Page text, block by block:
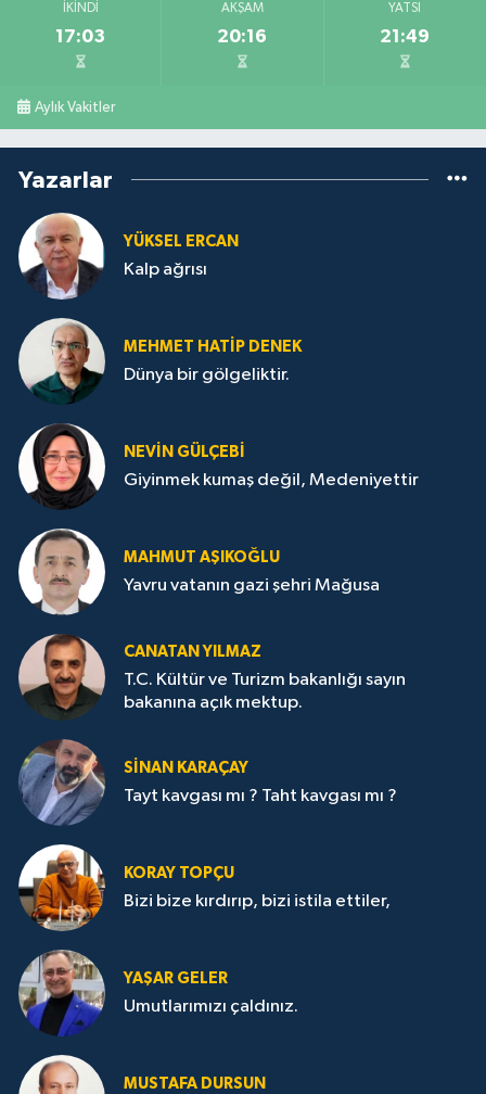
İKINDI
17:03
AKŞAM
20:16
YATSI
21:49
Aylık Vakitler
Yazarlar
YÜKSEL ERCAN
Kalp ağrısı
MEHMET HATİP DENEK
Dünya bir gölgeliktir.
NEVİN GÜLÇEBİ
Giyinmek kumaş değil, Medeniyettir
MAHMUT AŞIKOĞLU
Yavru vatanın gazi şehri Mağusa
CANATAN YILMAZ
T.C. Kültür ve Turizm bakanlığı sayın
bakanına açık mektup.
SİNAN KARAÇAY
Tayt kavgası mı ? Taht kavgası mı ?
KORAY TOPÇU
Bizi bize kırdırıp, bizi istila ettiler,
YAŞAR GELER
Umutlarımızı çaldınız.
MUSTAFA DURSUN